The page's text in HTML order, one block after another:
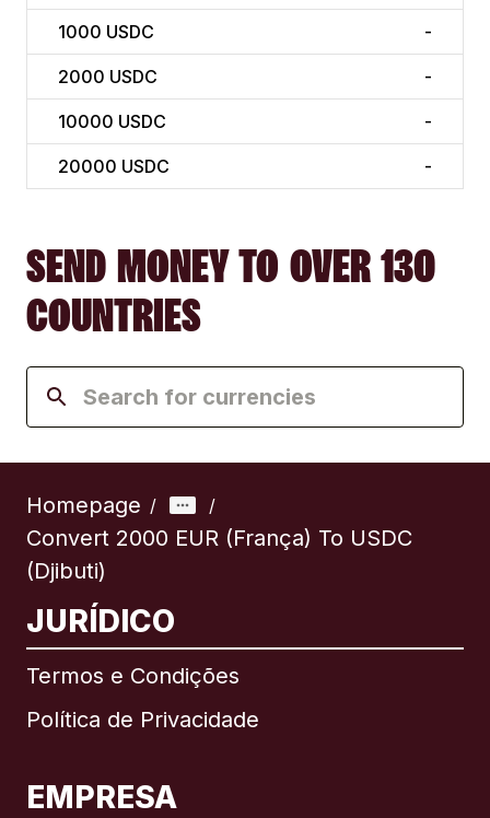
1000 USDC -
2000 USDC -
10000 USDC -
20000 USDC -
SEND MONEY TO OVER 130
COUNTRIES
Homepage / /
Convert 2000 EUR (França) To USDC
(Djibuti)
JURÍDICO
Termos e Condições
Política de Privacidade
EMPRESA